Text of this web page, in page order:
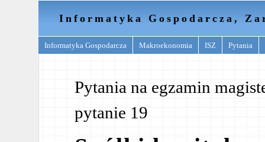
Informatyka Gospodarcza,
Informatyka Gospodarcza Makroekonomia ISZ Pytania
Pytania na egzamin
pytanie 19